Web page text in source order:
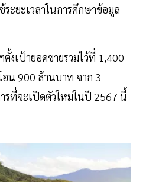
ะยะเวลาในการศึกษาข้อมูล
งเป้ายอดขายรวมไว้ที่ 1,400-
น 900 ล้านบาท จาก 3
ารที่จะเปิดตัวใหม่ในปี 2567 นี้